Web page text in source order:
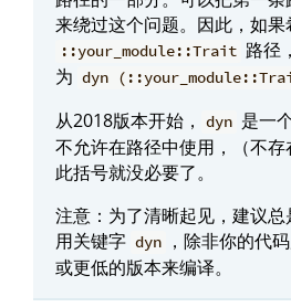
来绕过这个问题。因此，如
::your_module::Trait 路径
为 dyn
从2018版本开始，
dyn 是一
不允许在路径中使用，（不
此括号就没必要了。
注意：为了清晰起见，建议
用关键字 dyn
，除非你的代
或更低的版本来编译。